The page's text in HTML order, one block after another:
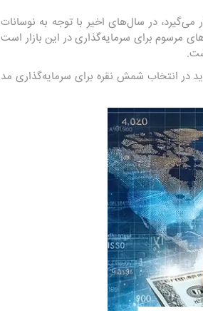
در سال‌های اخیر با توجه به نوسانات
مرسوم برای سرمایه‌گذاری در این بازار است
در انتخاب شمش نقره برای سرمایه‌گذاری مد